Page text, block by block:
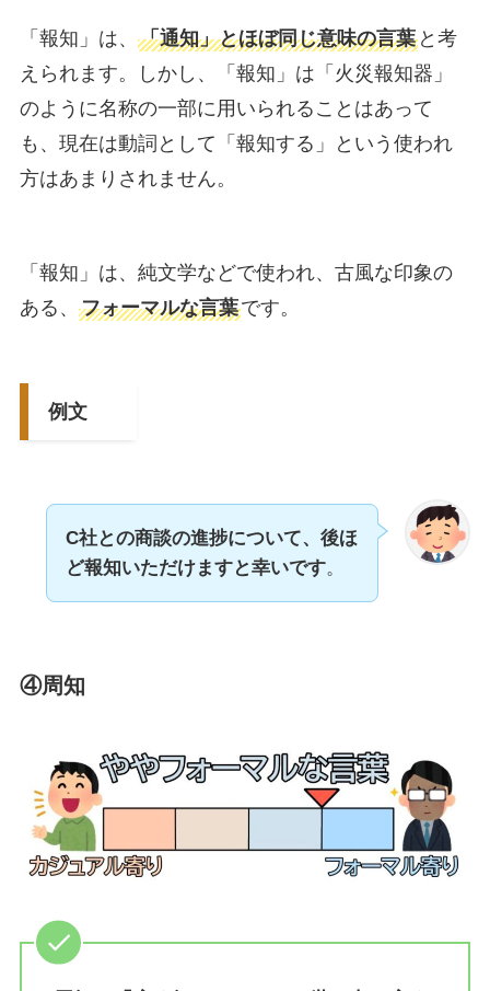
「報知」は、 「通知」とほぼ同じ意味の言葉と考
えられます。しかし、「報知」は「火災報知器」
のように名称の一部に用いられることはあって
も、現在は動詞として「報知する」という使われ
方はあまりされません。
「報知」は、純文学などで使われ、古風な印象の
ある、 フォーマルな言葉です。
例文
C社との商談の進捗について、後ほ
ど報知いただけますと幸いです。
④周知